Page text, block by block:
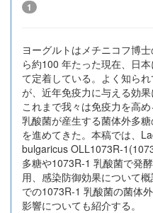
1
ヨーグルトはメチニコフ博
ら約100 年たった現在、日
て定着している。よく知ら
が、近年免疫力に与える効
これまで我々は免疫力を高
乳酸菌が産生する菌体外多
を進めてきた。本稿では、
bulgaricus OLL1073R-
多糖や1073R-1 乳酸菌で発
用、感染防御効果について
での1073R-1 乳酸菌の菌体
影響についても紹介する。